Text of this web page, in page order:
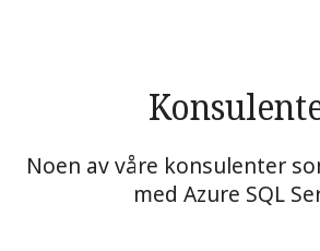
Noen av våre konsulenter
med Azure SQL